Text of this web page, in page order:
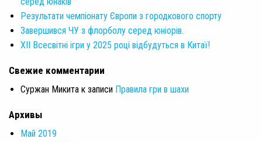
Результати чемпіонату Європи з городкового спорту
Завершився ЧУ з флорболу серед юніорів.
XII Всесвітні ігри у 2025 році відбудуться в Китаї!
Свежие комментарии
Суржан Микита к записи Правила гри в шахи
Архивы
Май 2019